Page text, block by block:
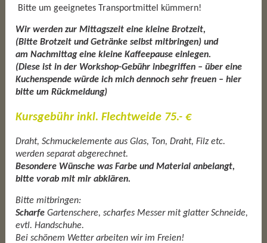
Bitte um geeignetes Transportmittel kümmern!
Wir werden zur Mittagszeit eine kleine Brotzeit,
(Bitte Brotzeit und Getränke selbst mitbringen) und
am Nachmittag eine kleine Kaffeepause einlegen.
(Diese ist in der Workshop-Gebühr inbegriffen – über eine
Kuchenspende würde ich mich dennoch sehr freuen – hier
bitte um Rückmeldung)
Kursgebühr inkl. Flechtweide 75.- €
Draht, Schmuckelemente aus Glas, Ton, Draht, Filz etc.
werden separat abgerechnet.
Besondere Wünsche was Farbe und Material anbelangt,
bitte vorab mit mir abklären.
Bitte mitbringen:
Scharfe Gartenschere, scharfes Messer mit glatter Schneide,
evtl. Handschuhe.
Bei schönem Wetter arbeiten wir im Freien!